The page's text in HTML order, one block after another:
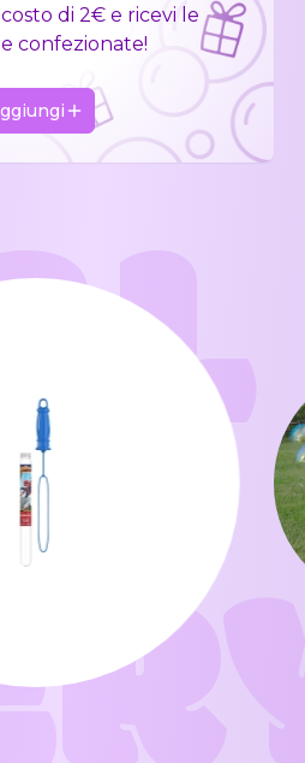
di 2€ e ricevi le
confezionate!